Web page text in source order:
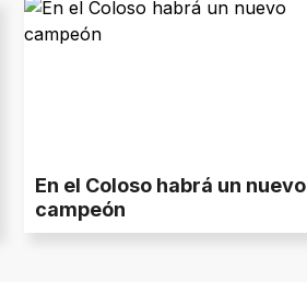
En el Coloso habrá un nuevo
campeón